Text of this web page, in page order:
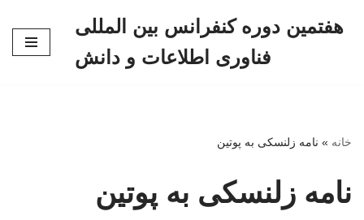
هفتمین دوره کنفرانس بین المللی
فناوری اطلاعات و دانش
خانه » نامه زلنسکی به پوتین
نامه زلنسکی به پوتین